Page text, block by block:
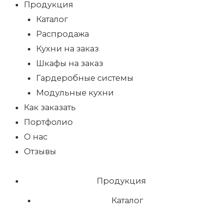
Продукция
Каталог
Распродажа
Кухни на заказ
Шкафы на заказ
Гардеробные системы
Модульные кухни
Как заказать
Портфолио
О нас
Отзывы
Продукция
Каталог